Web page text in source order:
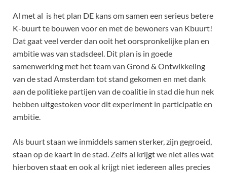
Al met al is het plan DE kans om samen een serieus betere
K-buurt te bouwen voor en met de bewoners van Kbuurt!
Dat gaat veel verder dan ooit het oorspronkelijke plan en
ambitie was van stadsdeel. Dit plan is in goede
samenwerking met het team van Grond & Ontwikkeling
van de stad Amsterdam tot stand gekomen en met dank
aan de politieke partijen van de coalitie in stad die hun nek
hebben uitgestoken voor dit experiment in participatie en
ambitie.
Als buurt staan we inmiddels samen sterker, zijn gegroeid,
staan op de kaart in de stad. Zelfs al krijgt we niet alles wat
hierboven staat en ook al krijgt niet iedereen alles precies